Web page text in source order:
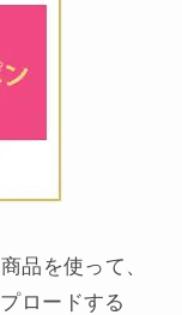
品を使って、
ロードする